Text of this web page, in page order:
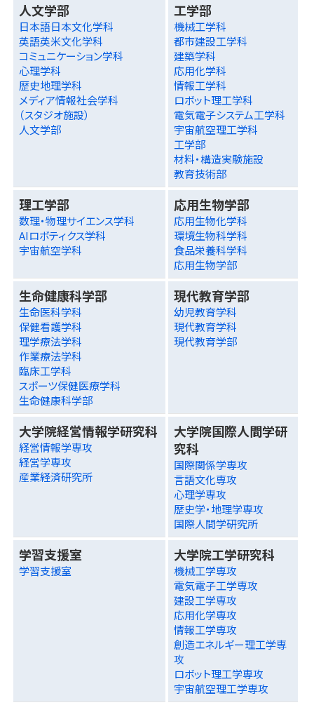
人文学部
日本語日本文化学科
英語英米文化学科
コミュニケーション学科
心理学科
歴史地理学科
メディア情報社会学科
（スタジオ施設）
人文学部
工学部
機械工学科
都市建設工学科
建築学科
応用化学科
情報工学科
ロボット理工学科
電気電子システム工学科
宇宙航空理工学科
工学部
材料・構造実験施設
教育技術部
理工学部
数理・物理サイエンス学科
AIロボティクス学科
宇宙航空学科
応用生物学部
応用生物化学科
環境生物科学科
食品栄養科学科
応用生物学部
生命健康科学部
生命医科学科
保健看護学科
理学療法学科
作業療法学科
臨床工学科
スポーツ保健医療学科
生命健康科学部
現代教育学部
幼児教育学科
現代教育学科
現代教育学部
大学院経営情報学研究科
経営情報学専攻
経営学専攻
産業経済研究所
大学院国際人間学研
究科
国際関係学専攻
言語文化専攻
心理学専攻
歴史学・地理学専攻
国際人間学研究所
学習支援室
学習支援室
大学院工学研究科
機械工学専攻
電気電子工学専攻
建設工学専攻
応用化学専攻
情報工学専攻
創造エネルギー理工学専
攻
ロボット理工学専攻
宇宙航空理工学専攻